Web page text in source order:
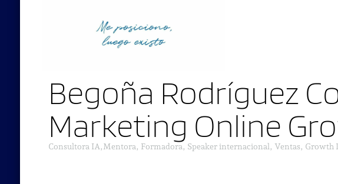
Begoña Rodríguez
Marketing Online
Consultora IA,Mentora, Formadora, Speaker internacional, Ventas, Growth